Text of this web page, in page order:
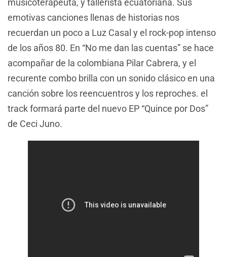
musicoterapeuta, y tallerista ecuatoriana. Sus
emotivas canciones llenas de historias nos
recuerdan un poco a Luz Casal y el rock-pop intenso
de los años 80. En “No me dan las cuentas” se hace
acompañar de la colombiana Pilar Cabrera, y el
recurente combo brilla con un sonido clásico en una
canción sobre los reencuentros y los reproches. el
track formará parte del nuevo EP “Quince por Dos”
de Ceci Juno.